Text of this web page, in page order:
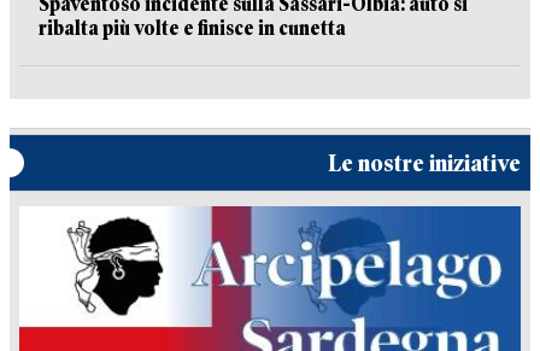
ribalta più volte e finisce in cunetta
Le nostre iniziative